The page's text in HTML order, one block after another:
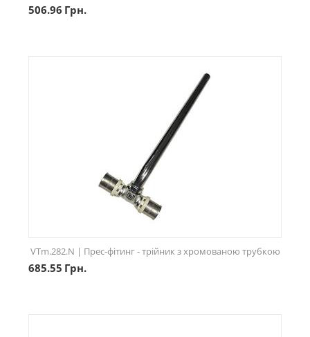
506.96 Грн.
VTm.282.N | Прес-фітинг - трійник з хромованою трубкою
685.55 Грн.